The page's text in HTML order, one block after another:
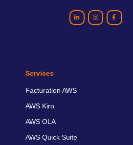
Services
Facturation AWS
AWS Kiro
AWS OLA
AWS Quick Suite